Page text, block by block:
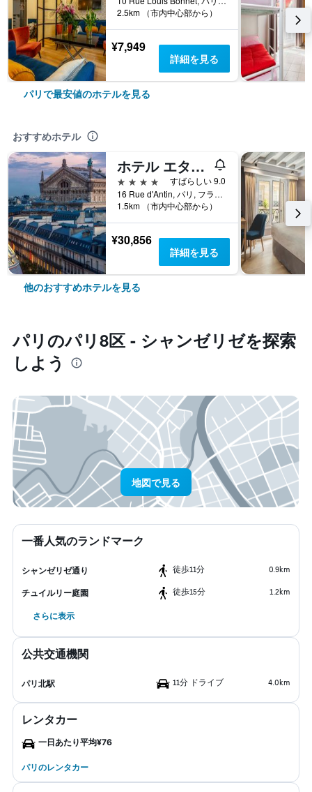
2.5km （市内中心部から）
¥7,949
詳細を見る
パリで最安値のホテルを見る
おすすめホテル
ホテル エタジュニ オペラ
4つ星
すばらしい 9.0
16 Rue d'Antin, パリ, フランス
1.5km （市内中心部から）
¥30,856
詳細を見る
他のおすすめホテルを見る
パリ​のパリ8区 - シャンゼリゼ​を探索
しよう
地図で見る
一番人気のランドマーク
シャンゼリゼ通り ​徒歩11分 0.9km
チュイルリー庭園 ​徒歩15分 1.2km
さらに表示
公共交通機関
パリ北駅 11分 ドライブ 4.0km
レンタカー
一日あたり平均¥76
パリのレンタカー